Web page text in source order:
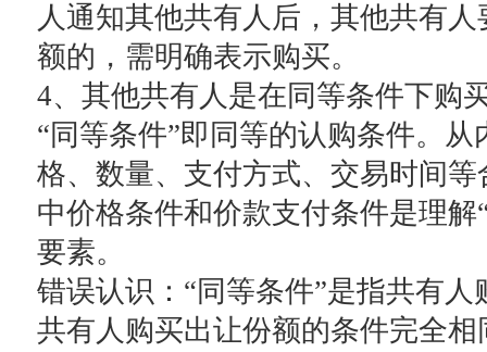
人通知其他共有人后，其他共有
额的，需明确表示购买。
4、其他共有人是在同等条件下购
“同等条件”即同等的认购条件。从
格、数量、支付方式、交易时间
中价格条件和价款支付条件是理解
要素。
错误认识：“同等条件”是指共有
共有人购买出让份额的条件完全相